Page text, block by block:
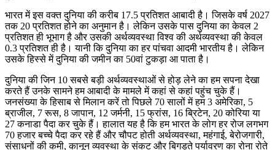
भारत में इस वक्त दुनिया की करीब 17.5 प्रतिशत आबादी है। जिसके वर्ष 2027
तक 20 प्रतिशत होने का अनुमान है। लेकिन उसके पास दुनिया का केवल 2
प्रतिशत ही भूभाग है और उसकी अर्थव्यवस्था विश्व की अर्थव्यवस्था की केवल
0.3 प्रतिशत ही है। यानी कि दुनिया का हर पांचवा आदमी भारतीय है। लेकिन
उसके हिस्से में दुनिया की जमीन का 50वां टुकड़ा आ पाता है।
दुनिया की जिन 10 सबसे बड़ी अर्थव्यवस्थाओं से होड़ लेने का हम सपना देखा
करते हैं उनके सामने हम आबादी के मामले में कहां से कहां पहुंच चुके हैं।
जनसंख्या के हिसाब से मिलान करें तो पिछले 70 सालों में हम 3 अमेरिका, 5
ब्राजील, 7 रूस, 8 जापान, 12 जर्मनी, 15 फ्रांस, 16 ब्रिटेन, 20 कोरिया या
27 कनाडा पैदा कर चुके हैं। हालात यह है कि हम भारत के लोग हर रोज लगभग
70 हजार बच्चे पैदा कर रहे हैं और चौपट होती अर्थव्यवस्था, महंगाई, बेरोजगारी,
संसाधनों की कमी, कानून व्यवस्था के संकट और बिगड़ते पर्यावरण का रोना रोते